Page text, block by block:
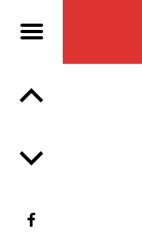
Jedálny lístok
Navigácia v článkoch